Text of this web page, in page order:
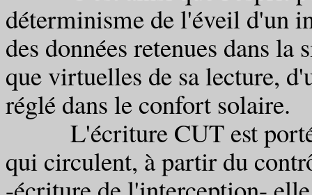
déterminisme de l'éveil d'un
des données retenues dans
que virtuelles de sa lecture,
réglé dans le confort solaire.
L'écriture CUT est
qui circulent, à partir du